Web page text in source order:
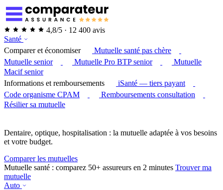
4,8/5 · 12 400 avis
Santé
Comparer et économiser
Mutuelle santé pas chère
Mutuelle senior
Mutuelle Pro BTP senior
Mutuelle
Macif senior
Informations et remboursements
iSanté — tiers payant
Code organisme CPAM
Remboursements consultation
Résilier sa mutuelle
Dentaire, optique, hospitalisation : la mutuelle adaptée à vos besoins
et votre budget.
Comparer les mutuelles
Mutuelle santé : comparez 50+ assureurs en 2 minutes Trouver ma
mutuelle
Auto